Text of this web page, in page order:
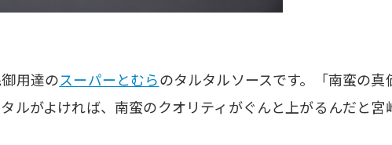
用達のスーパーとむらのタルタルソースです。「南蛮の真
ルがよければ、南蛮のクオリティがぐんと上がるんだと宮